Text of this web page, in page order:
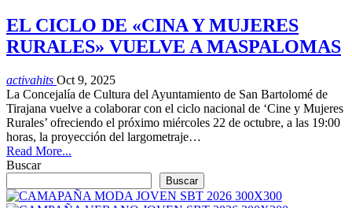
EL CICLO DE «CINA Y MUJERES
RURALES» VUELVE A MASPALOMAS
activahits Oct 9, 2025
La Concejalía de Cultura del Ayuntamiento de San Bartolomé de
Tirajana vuelve a colaborar con el ciclo nacional de ‘Cine y Mujeres
Rurales’ ofreciendo el próximo miércoles 22 de octubre, a las 19:00
horas, la proyección del largometraje…
Read More...
Buscar
Buscar